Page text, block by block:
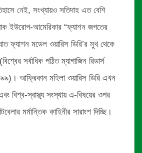
নেই, সংখ্যায়ও সতিদাহ এত বেশি
ইউরোপ-আমেরিকার “ফ্যাশন জগতের
ফ্যাশন মডেল ওয়ারিস ডিরি’র মুখ থেকে
সর্বাধিক পঠিত ম্যাগাজিন রিডার্স
আফ্রিকান মহিলা ওয়ারিস ডিরি এখন
বিশ্ব-স্বাস্থ্য সংস্থায় এ-বিষয়ের ওপর
মর্মান্তিক কাহিনীর সারাংশ দিচ্ছি।